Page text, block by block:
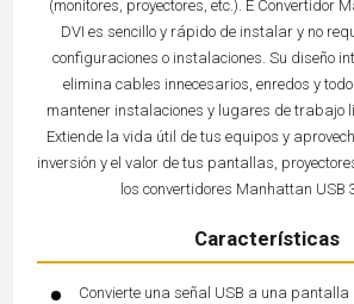
(monitores, proyectores, etc.). E Convertidor
DVI es sencillo y rápido de instalar y no
configuraciones o instalaciones. Su diseño
elimina cables innecesarios, enredos y
mantener instalaciones y lugares de trabajo
Extiende la vida útil de tus equipos y
inversión y el valor de tus pantallas,
los convertidores Manhattan USB
Características
Convierte una señal USB a una pantalla